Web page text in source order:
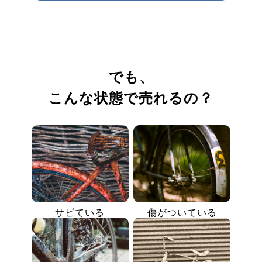
でも、
こんな状態で売れるの？
サビている 傷がついている